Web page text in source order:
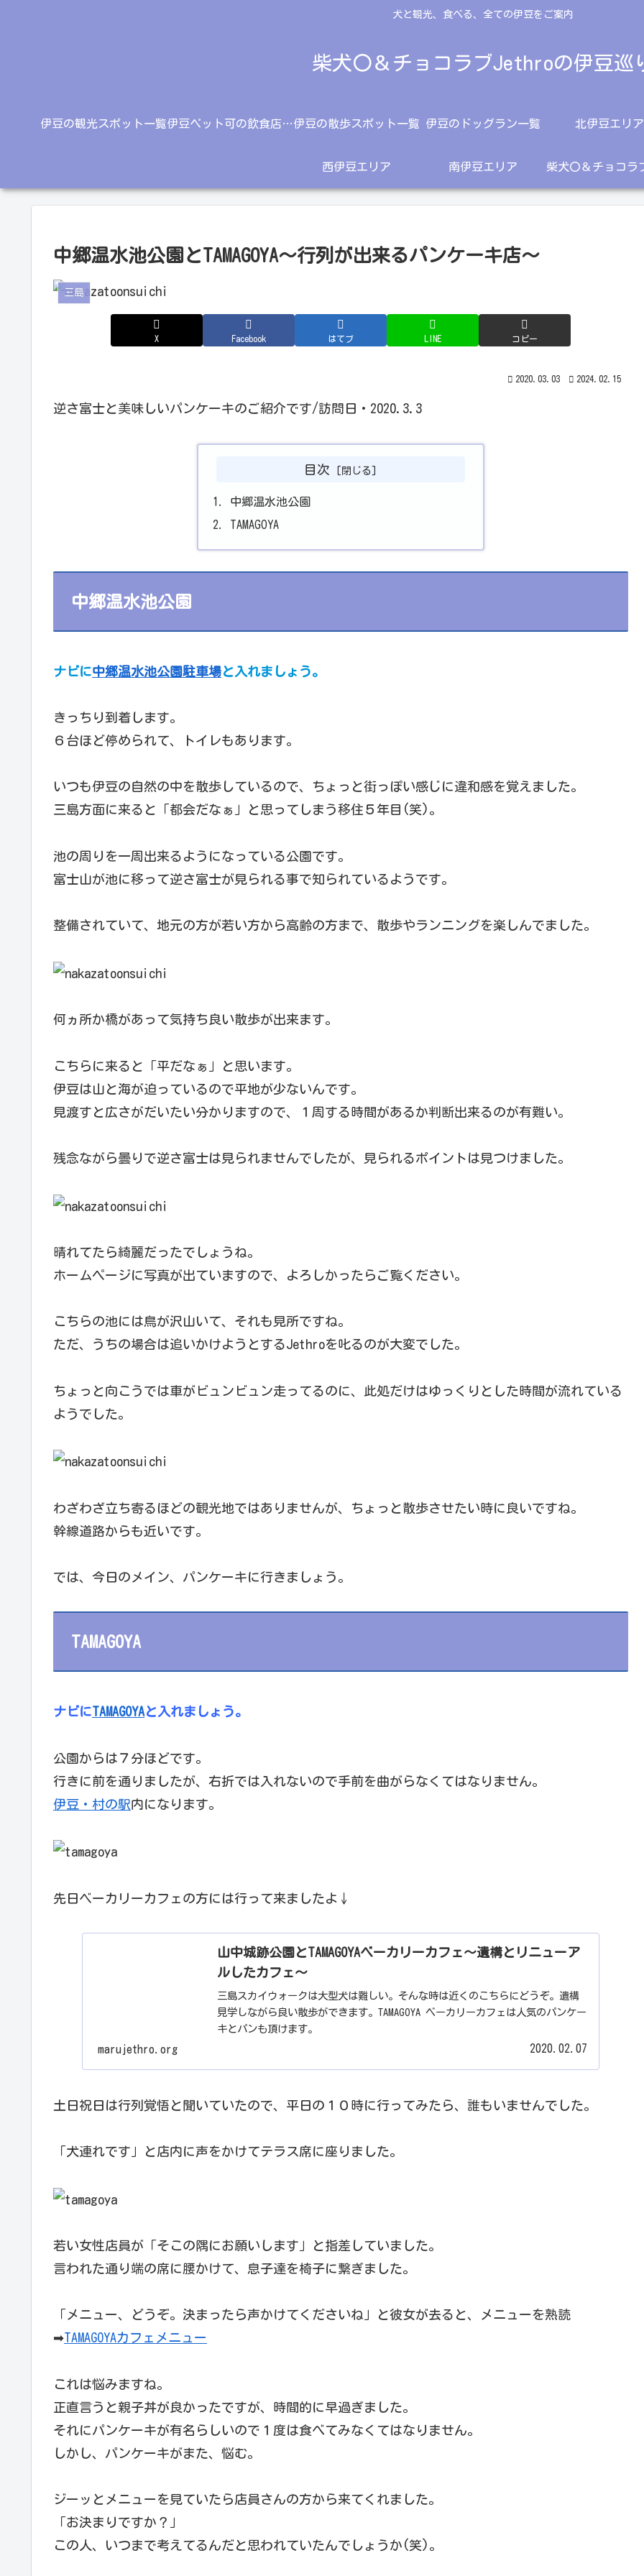
犬と観光、食べる、全ての伊豆をご案内
柴犬〇＆チョコラブJethroの伊豆巡
伊豆の観光スポット一覧 伊豆ペット可の飲食店一覧伊豆の散歩スポット一覧 伊豆のドッグラン一覧 北伊豆エリア
西伊豆エリア 南伊豆エリア
中郷温水池公園とTAMAGOYA～行列が出来るパンケーキ店～
三島
X Facebook はてブ LINE コピー
2020.03.03 2024.02.15
逆さ富士と美味しいパンケーキのご紹介です/訪問日・2020.3.3
目次
中郷温水池公園
TAMAGOYA
中郷温水池公園
ナビに中郷温水池公園駐車場と入れましょう。
きっちり到着します。
６台ほど停められて、トイレもあります。
いつも伊豆の自然の中を散歩しているので、ちょっと街っぽい感じに違和感を覚えました。
三島方面に来ると「都会だなぁ」と思ってしまう移住５年目(笑)。
池の周りを一周出来るようになっている公園です。
富士山が池に移って逆さ富士が見られる事で知られているようです。
整備されていて、地元の方が若い方から高齢の方まで、散歩やランニングを楽しんでました。
何ヵ所か橋があって気持ち良い散歩が出来ます。
こちらに来ると「平だなぁ」と思います。
伊豆は山と海が迫っているので平地が少ないんです。
見渡すと広さがだいたい分かりますので、１周する時間があるか判断出来るのが有難い。
残念ながら曇りで逆さ富士は見られませんでしたが、見られるポイントは見つけました。
晴れてたら綺麗だったでしょうね。
ホームページに写真が出ていますので、よろしかったらご覧ください。
こちらの池には鳥が沢山いて、それも見所ですね。
ただ、うちの場合は追いかけようとするJethroを叱るのが大変でした。
ちょっと向こうでは車がビュンビュン走ってるのに、此処だけはゆっくりとした時間が流れている
ようでした。
わざわざ立ち寄るほどの観光地ではありませんが、ちょっと散歩させたい時に良いですね。
幹線道路からも近いです。
では、今日のメイン、パンケーキに行きましょう。
TAMAGOYA
ナビにTAMAGOYAと入れましょう。
公園からは７分ほどです。
行きに前を通りましたが、右折では入れないので手前を曲がらなくてはなりません。
伊豆・村の駅内になります。
先日ベーカリーカフェの方には行って来ましたよ↓
山中城跡公園とTAMAGOYAベーカリーカフェ～遺構とリニューア
ルしたカフェ～
三島スカイウォークは大型犬は難しい。そんな時は近くのこちらにどうぞ。遺構
見学しながら良い散歩ができます。TAMAGOYA ベーカリーカフェは人気のパンケー
キとパンも頂けます。
marujethro.org 2020.02.07
土日祝日は行列覚悟と聞いていたので、平日の１０時に行ってみたら、誰もいませんでした。
「犬連れです」と店内に声をかけてテラス席に座りました。
若い女性店員が「そこの隅にお願いします」と指差していました。
言われた通り端の席に腰かけて、息子達を椅子に繋ぎました。
「メニュー、どうぞ。決まったら声かけてくださいね」と彼女が去ると、メニューを熟読
➡TAMAGOYAカフェメニュー
これは悩みますね。
正直言うと親子丼が良かったですが、時間的に早過ぎました。
それにパンケーキが有名らしいので１度は食べてみなくてはなりません。
しかし、パンケーキがまた、悩む。
ジーッとメニューを見ていたら店員さんの方から来てくれました。
「お決まりですか？」
この人、いつまで考えてるんだと思われていたんでしょうか(笑)。